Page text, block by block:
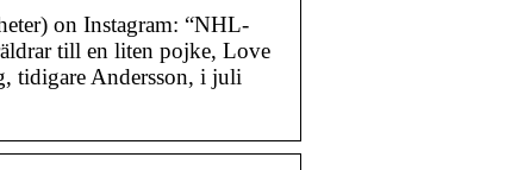
on Instagram: “NHL-
till en liten pojke, Love
tidigare Andersson, i juli